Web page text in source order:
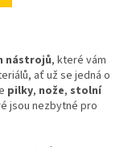
nástrojů, které vám
ať už se jedná o
pilky, nože, stolní
jsou nezbytné pro